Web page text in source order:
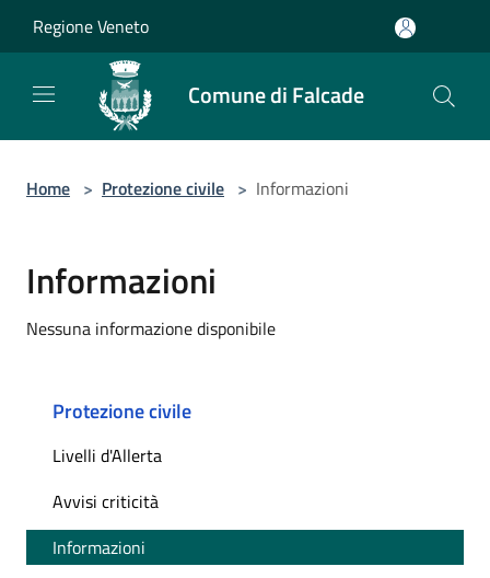
Regione Veneto
Comune di Falcade
Home > Protezione civile > Informazioni
Informazioni
Nessuna informazione disponibile
Protezione civile
Livelli d'Allerta
Avvisi criticità
Informazioni